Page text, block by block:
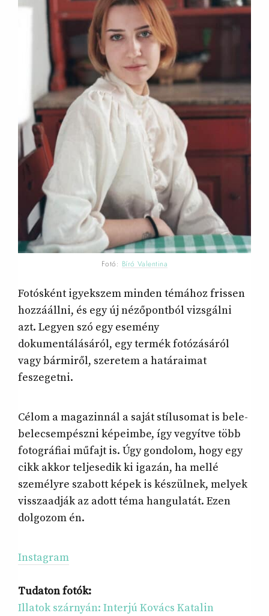
Fotó: Bíró Valentina
Fotósként igyekszem minden témához frissen
hozzáállni, és egy új nézőpontból vizsgálni
azt. Legyen szó egy esemény
dokumentálásáról, egy termék fotózásáról
vagy bármiről, szeretem a határaimat
feszegetni.
Célom a magazinnál a saját stílusomat is bele-
belecsempészni képeimbe, így vegyítve több
fotográfiai műfajt is. Úgy gondolom, hogy egy
cikk akkor teljesedik ki igazán, ha mellé
személyre szabott képek is készülnek, melyek
visszaadják az adott téma hangulatát. Ezen
dolgozom én.
Instagram
Tudaton fotók:
Illatok szárnyán: Interjú Kovács Katalin